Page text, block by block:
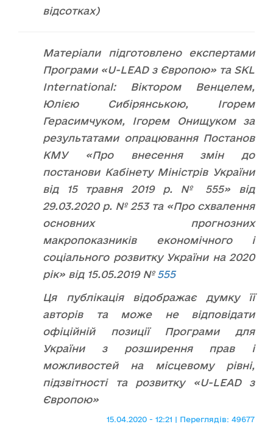
відсотках)
Матеріали підготовлено експертами
Програми «U-LEAD з Європою» та SKL
International: Віктором Венцелем,
Юлією Сибірянською, Ігорем
Герасимчуком, Ігорем Онищуком за
результатами опрацювання Постанов
КМУ «Про внесення змін до
постанови Кабінету Міністрів України
від 15 травня 2019 р. № 555» від
29.03.2020 р. № 253 та «Про схвалення
основних прогнозних
макропоказників економічного і
соціального розвитку України на 2020
рік» від 15.05.2019 № 555
Ця публікація відображає думку її
авторів та може не відповідати
офіційній позиції Програми для
України з розширення прав і
можливостей на місцевому рівні,
підзвітності та розвитку «U-LEAD з
Європою»
15.04.2020 - 12:21 | Переглядів: 49677